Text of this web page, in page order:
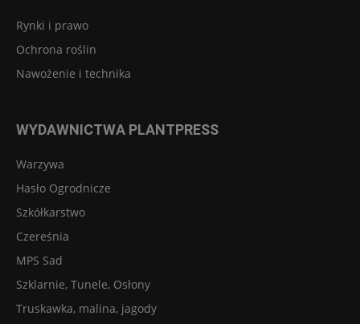
Rynki i prawo
Ochrona roślin
Nawożenie i technika
WYDAWNICTWA PLANTPRESS
Warzywa
Hasło Ogrodnicze
Szkółkarstwo
Czereśnia
MPS Sad
Szklarnie, Tunele, Osłony
Truskawka, malina, jagody